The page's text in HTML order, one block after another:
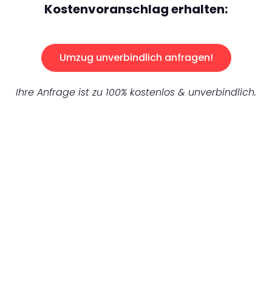
Kostenvoranschlag erhalten:
Umzug unverbindlich anfragen!
Ihre Anfrage ist zu 100% kostenlos & unverbindlich.